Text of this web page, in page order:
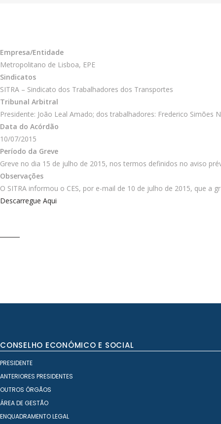
Empresa/Entidade
Metropolitano de Lisboa, EPE
Sindicatos
SITRA – Sindicato dos Trabalhadores dos Transportes
Tribunal Arbitral
Presidente: João Leal Amado; dos trabalhadores: Frederico Simões
Data do Acórdão
10/07/2015
Período da Greve
Greve no dia 15 de julho de 2015, nos termos definidos no aviso
Observações
O SITRA informou o CES, por e-mail de 10 de julho de 2015, que a
Descarregue Aqui
CONSELHO ECONÓMICO E SOCIAL
PRESIDENTE
ANTERIORES PRESIDENTES
OUTROS ÓRGÃOS
ÁREA DE GESTÃO
ENQUADRAMENTO LEGAL